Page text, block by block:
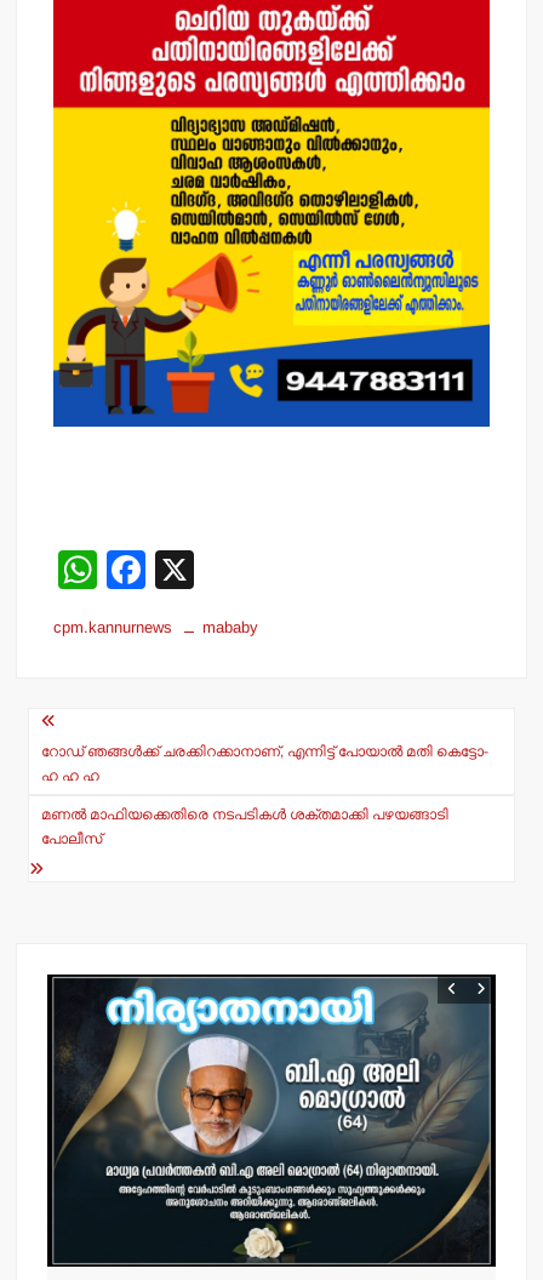
W
at
p
p
F
c
o
o
cpm.kannurnews mababy
Post
navigation
റോഡ് ഞങ്ങള്‍ക്ക് ചരക്കിറക്കാനാണ്, എന്നിട്ട് പോയാല്‍ മതി കെട്ടോ-
ഹ ഹ ഹ
മണല്‍ മാഫിയക്കെതിരെ നടപടികള്‍ ശക്തമാക്കി പഴയങ്ങാടി
പോലീസ്